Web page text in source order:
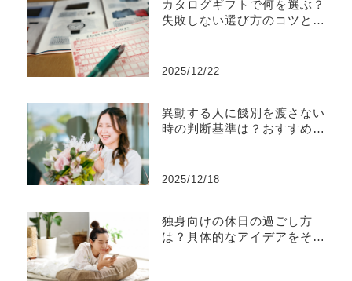
カタログギフトで何を選ぶ？
失敗しない選び方のコツとお
2025/12/22
異動する人に餞別を渡さない
時の判断基準は？おすすめの
2025/12/18
独身向けの休日の過ごし方
は？具体的なアイデアをそれ